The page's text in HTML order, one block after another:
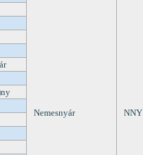
Nemesnyár NNY